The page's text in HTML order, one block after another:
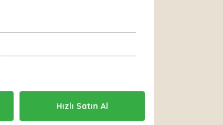
Hızlı Satın Al